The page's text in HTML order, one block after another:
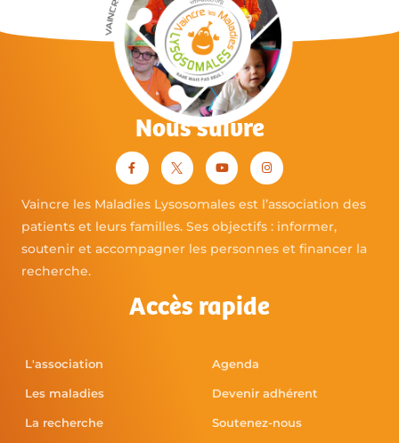
Nous suivre
Vaincre les Maladies Lysosomales est l’association des
patients et leurs familles. Ses objectifs : informer,
soutenir et accompagner les personnes et financer la
recherche.
Accès rapide
L'association
Les maladies
La recherche
Agenda
Devenir adhérent
Soutenez-nous